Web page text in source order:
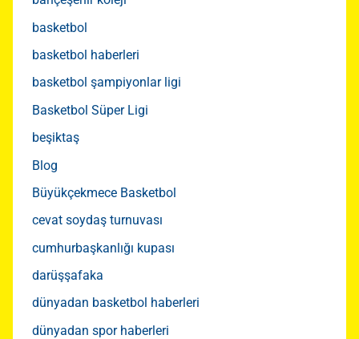
basketbol
basketbol haberleri
basketbol şampiyonlar ligi
Basketbol Süper Ligi
beşiktaş
Blog
Büyükçekmece Basketbol
cevat soydaş turnuvası
cumhurbaşkanlığı kupası
darüşşafaka
dünyadan basketbol haberleri
dünyadan spor haberleri